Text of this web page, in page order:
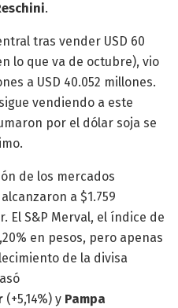
.
tras vender USD 60
lo que va de octubre), vio
a USD 40.052 millones.
vendiendo a este
por el dólar soja se
de los mercados
a $1.759
El S&P Merval, el índice de
en pesos, pero apenas
de la divisa
(+5,14%) y Pampa